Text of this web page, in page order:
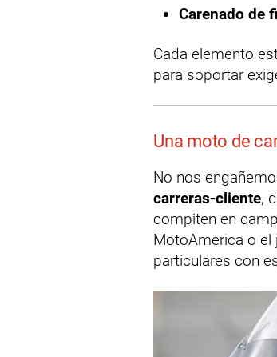
Carenado de
Cada elemento
para soportar
Una moto de
No nos
carreras-cliente,
compiten en
MotoAmerica o
particulares con